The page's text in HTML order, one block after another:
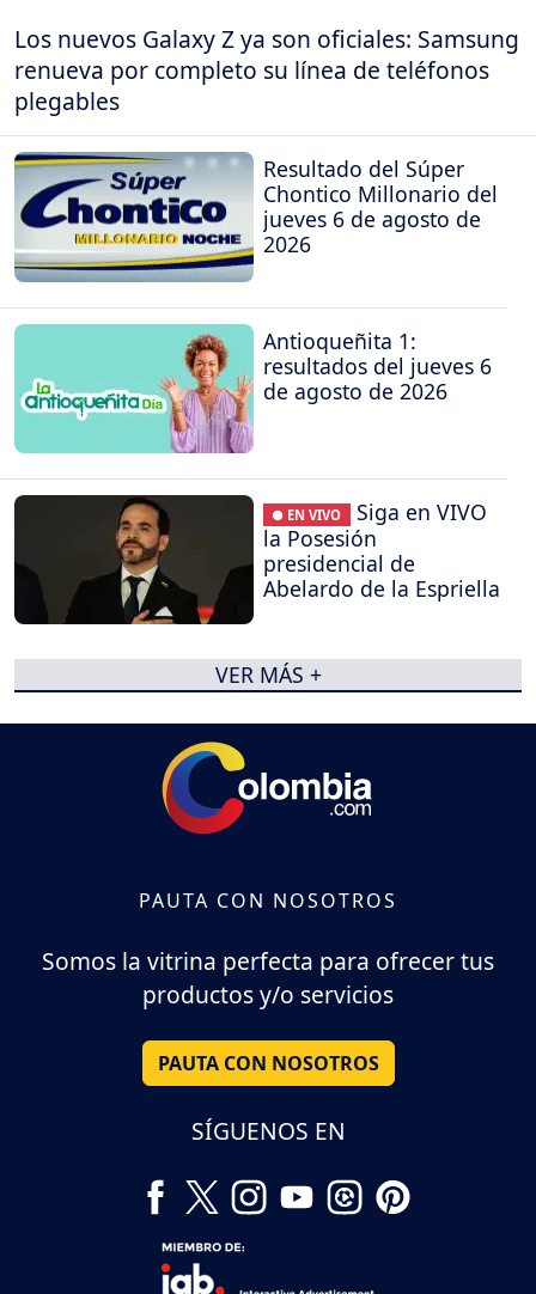
Los nuevos Galaxy Z ya son oficiales: Samsung
renueva por completo su línea de teléfonos
plegables
Resultado del Súper
Chontico Millonario del
jueves 6 de agosto de
2026
Antioqueñita 1:
resultados del jueves 6
de agosto de 2026
● EN VIVO
Siga en VIVO
la Posesión
presidencial de
Abelardo de la Espriella
VER MÁS +
PAUTA CON NOSOTROS
Somos la vitrina perfecta para ofrecer tus
productos y/o servicios
PAUTA CON NOSOTROS
SÍGUENOS EN